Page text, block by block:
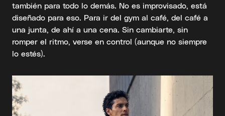
también para todo lo demás. No es improvisado, está
diseñado para eso. Para ir del gym al café, del café a
una junta, de ahí a una cena. Sin cambiarte, sin
romper el ritmo, verse en control (aunque no siempre
lo estés).